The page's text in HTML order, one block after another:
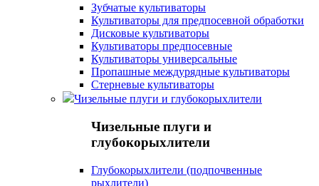
Зубчатые культиваторы
Культиваторы для предпосевной обработки
Дисковые культиваторы
Культиваторы предпосевные
Культиваторы универсальные
Пропашные междурядные культиваторы
Стерневые культиваторы
Чизельные плуги и глубокорыхлители
Чизельные плуги и
глубокорыхлители
Глубокорыхлители (подпочвенные
рыхлители)